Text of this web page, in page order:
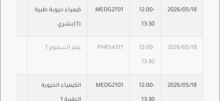
2026/05/18
12:00-
13:30
MEDG2701 كيمياء حيوية طبية
(1)بشري
2026/05/18
12:00-
13:30
PHRS4371 علم السموم 1
2026/05/18
12:00-
MEDG2101 الكيمياء الحيوية